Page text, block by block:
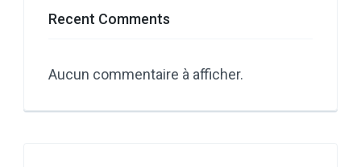
Recent Comments
Aucun commentaire à afficher.